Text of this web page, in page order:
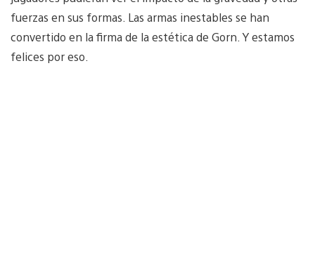
fuerzas en sus formas. Las armas inestables se han
convertido en la firma de la estética de Gorn. Y estamos
felices por eso.